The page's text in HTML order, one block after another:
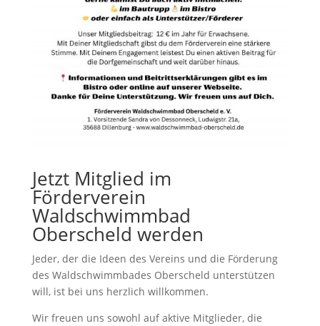
Jetzt Mitglied im
Förderverein
Waldschwimmbad
Oberscheld werden
Jeder, der die Ideen des Vereins und die Förderung
des Waldschwimmbades Oberscheld unterstützen
will, ist bei uns herzlich willkommen.
Wir freuen uns sowohl auf aktive Mitglieder, die